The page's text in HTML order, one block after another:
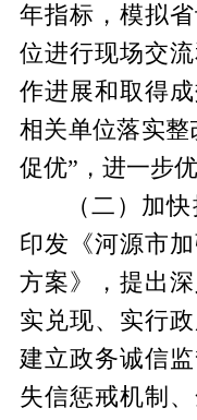
年指标，模拟
位进行现场交
作进展和取得
相关单位落实
促优”，进一步
（二） 加快
印发《河源市
方案》，提出
实兑现、实行
建立政务诚信
失信惩戒机制